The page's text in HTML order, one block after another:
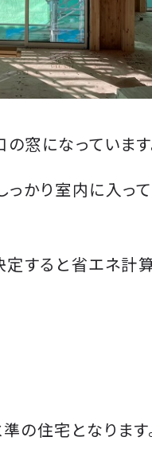
窓になっています
っかり室内に入っ
定すると省エネ計
の住宅となります